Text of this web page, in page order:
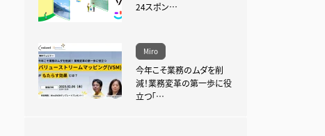
24スポン…
Miro
今年こそ業務のムダを削
減！業務変革の第一歩に役
立つ「…